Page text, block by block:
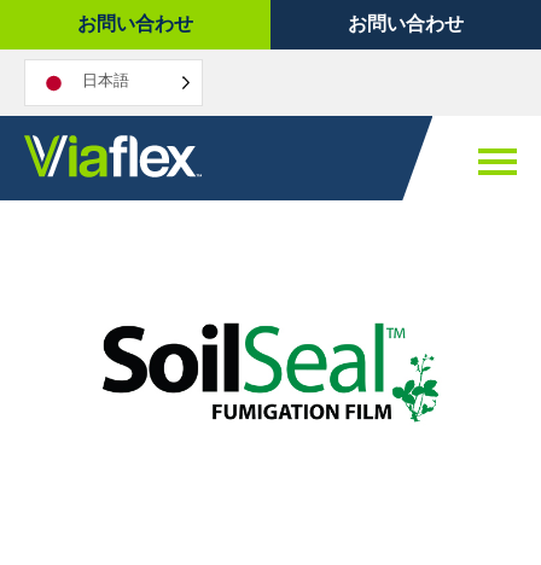
お問い合わせ お問い合わせ
日本語